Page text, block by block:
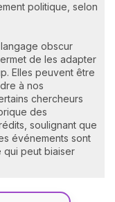
politique, selon
obscur
de les adapter
Elles peuvent être
à nos
chercheurs
des
soulignant que
événements sont
qui peut biaiser